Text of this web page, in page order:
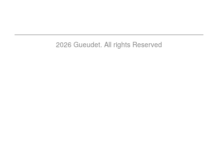
2026 Gueudet. All rights Reserved